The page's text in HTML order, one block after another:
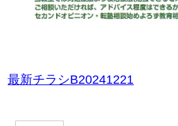
最新チラシB20241221